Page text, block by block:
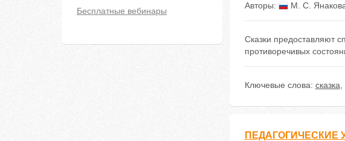
Бесплатные вебинары
Авторы: М. С.
Сказки предоставляют
противоречивых
Ключевые слова: сказка
ПЕДАГОГИЧЕСКИЕ